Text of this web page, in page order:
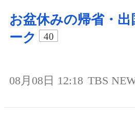
お盆休みの帰省・
ーク
40
08月08日 12:18 TBS